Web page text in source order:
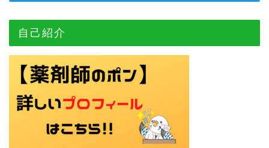
自己紹介